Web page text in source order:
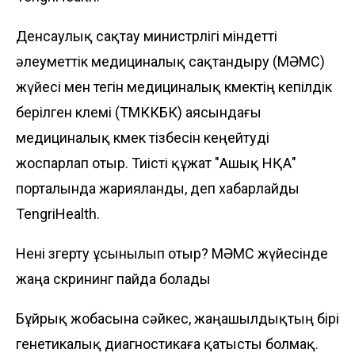
Денсаулық сақтау министрлігі міндетті
әлеуметтік медициналық сақтандыру (МӘМС)
жүйесі мен тегін медициналық көмектің кепілдік
берілген көлемі (ТМККБК) аясындағы
медициналық көмек тізбесін кеңейтуді
жоспарлап отыр. Тиісті құжат "Ашық НҚА"
порталында жарияланды, деп хабарлайды
TengriHealth.
Нені өзгерту ұсынылып отыр? МӘМС жүйесінде
жаңа скрининг пайда болады
Бұйрық жобасына сәйкес, жаңашылдықтың бірі
генетикалық диагностикаға қатысты болмақ.